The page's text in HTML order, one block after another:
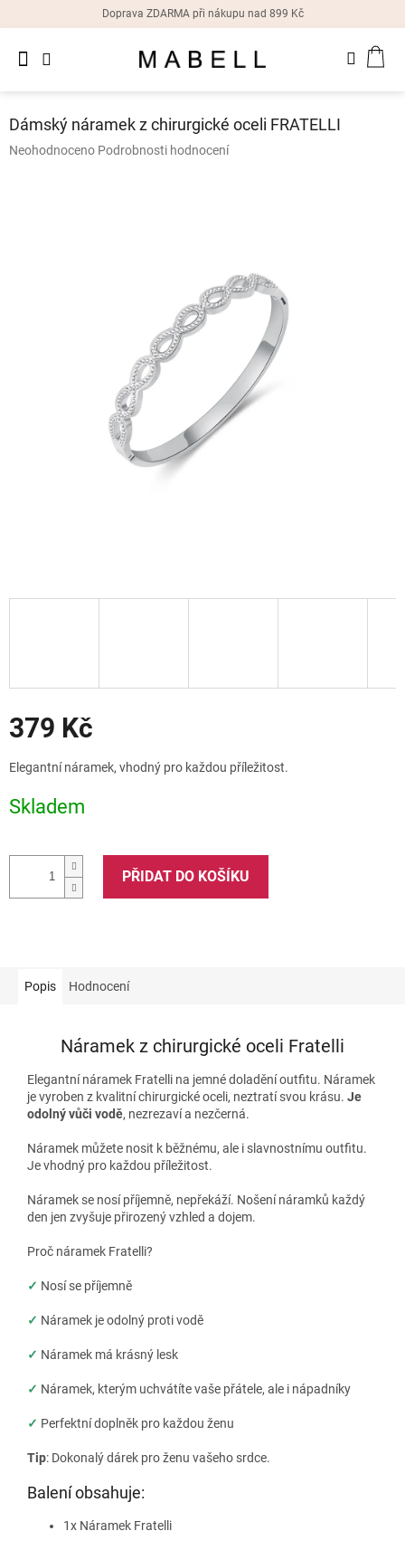
Doprava ZDARMA při nákupu nad 899 Kč
Dámské
náušnice
Dámský náramek z chirurgické oceli FRATELLI
Průměrné
Neohodnoceno Podrobnosti hodnocení
379 Kč
cena:
Elegantní náramek, vhodný pro každou příležitost.
Skladem
PŘIDAT DO KOŠÍKU
Popis Hodnocení
Náramek z chirurgické oceli Fratelli
Elegantní náramek Fratelli na jemné doladění outfitu. Náramek
je vyroben z kvalitní chirurgické oceli, neztratí svou krásu. Je
odolný vůči vodě, nezrezaví a nezčerná.
Náramek můžete nosit k běžnému, ale i slavnostnímu outfitu.
Je vhodný pro každou příležitost.
Náramek se nosí příjemně, nepřekáží. Nošení náramků každý
den jen zvyšuje přirozený vzhled a dojem.
Proč náramek Fratelli?
✓ Nosí se příjemně
✓ Náramek je odolný proti vodě
✓ Náramek má krásný lesk
✓ Náramek, kterým uchvátíte vaše přátele, ale i nápadníky
✓ Perfektní doplněk pro každou ženu
Tip: Dokonalý dárek pro ženu vašeho srdce.
Balení obsahuje:
1x Náramek Fratelli